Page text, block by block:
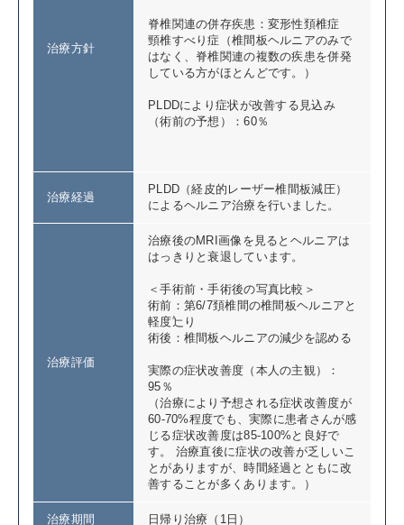
治療方針
脊椎関連の併存疾患：変形性頚椎症
頸椎すべり症（椎間板ヘルニアのみで
はなく、脊椎関連の複数の疾患を併発
している方がほとんどです。）
PLDDにより症状が改善する見込み
（術前の予想）：60％
治療経過
PLDD（経皮的レーザー椎間板減圧）
によるヘルニア治療を行いました。
治療評価
治療後のMRI画像を見るとヘルニアは
はっきりと衰退しています。
＜手術前・手術後の写真比較＞
術前：第6/7頚椎間の椎間板ヘルニアと
軽度辷り
術後：椎間板ヘルニアの減少を認める
実際の症状改善度（本人の主観）：
95％
（治療により予想される症状改善度が
60-70%程度でも、実際に患者さんが感
じる症状改善度は85-100%と良好で
す。 治療直後に症状の改善が乏しいこ
とがありますが、時間経過とともに改
善することが多くあります。）
治療期間 日帰り治療（1日）